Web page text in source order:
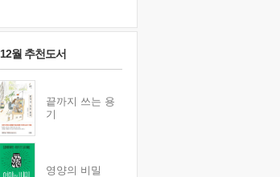
12월 추천도서
끝까지 쓰는 용
기
영양의 비밀